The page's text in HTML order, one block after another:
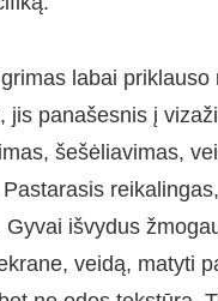
labai priklauso
jis panašesnis į
šešėliavimas,
Gyvai išvydus
veidą, matyti